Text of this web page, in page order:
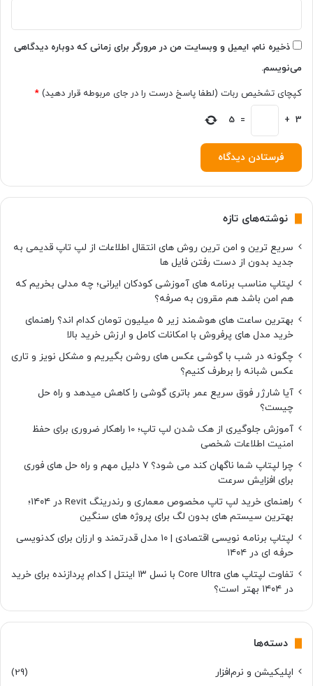
گ
و
ل
ن
ش
ی
ذخیره نام، ایمیل و وبسایت من در مرورگر برای زمانی که دوباره دیدگاهی
می‌نویسم.
کپچای تشخیص ربات (لطفا پاسخ درست را در جای مربوطه قرار دهید) *
3
+
=
5
نوشته‌های تازه
سریع ترین و امن ترین روش های انتقال اطلاعات از لپ تاپ قدیمی به
جدید بدون از دست رفتن فایل ها
لپتاپ مناسب برنامه های آموزشی کودکان ایرانی؛ چه مدلی بخریم که
هم امن باشد هم مقرون به صرفه؟
بهترین ساعت های هوشمند زیر ۵ میلیون تومان کدام اند؟ راهنمای
خرید مدل های پرفروش با امکانات کامل و ارزش خرید بالا
چگونه در شب با گوشی عکس های روشن بگیریم و مشکل نویز و تاری
عکس شبانه را برطرف کنیم؟
آیا شارژر فوق سریع عمر باتری گوشی را کاهش میدهد و راه حل
چیست؟
آموزش جلوگیری از هک شدن لپ تاپ؛ 10 راهکار ضروری برای حفظ
امنیت اطلاعات شخصی
چرا لپتاپ شما ناگهان کند می شود؟ ۷ دلیل مهم و راه حل های فوری
برای افزایش سرعت
راهنمای خرید لپ تاپ مخصوص معماری و رندرینگ Revit در ۱۴۰۴؛
بهترین سیستم های بدون لگ برای پروژه های سنگین
لپتاپ برنامه نویسی اقتصادی | ۱۰ مدل قدرتمند و ارزان برای کدنویسی
حرفه ای در ۱۴۰۴
تفاوت لپتاپ های Core Ultra با نسل ۱۳ اینتل | کدام پردازنده برای خرید
در ۱۴۰۴ بهتر است؟
دسته‌ها
اپلیکیشن و نرم‌افزار
(29)